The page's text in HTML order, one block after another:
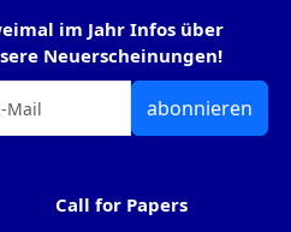
im Jahr Infos über
Neuerscheinungen!
abonnieren
Call for Papers